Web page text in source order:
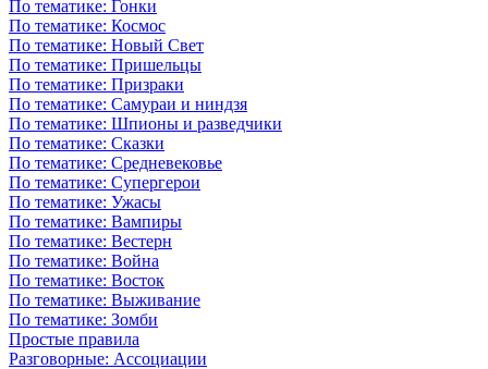
По тематике: Гонки
По тематике: Космос
По тематике: Новый Свет
По тематике: Пришельцы
По тематике: Призраки
По тематике: Самураи и ниндзя
По тематике: Шпионы и разведчики
По тематике: Сказки
По тематике: Средневековье
По тематике: Супергерои
По тематике: Ужасы
По тематике: Вампиры
По тематике: Вестерн
По тематике: Война
По тематике: Восток
По тематике: Выживание
По тематике: Зомби
Простые правила
Разговорные: Ассоциации